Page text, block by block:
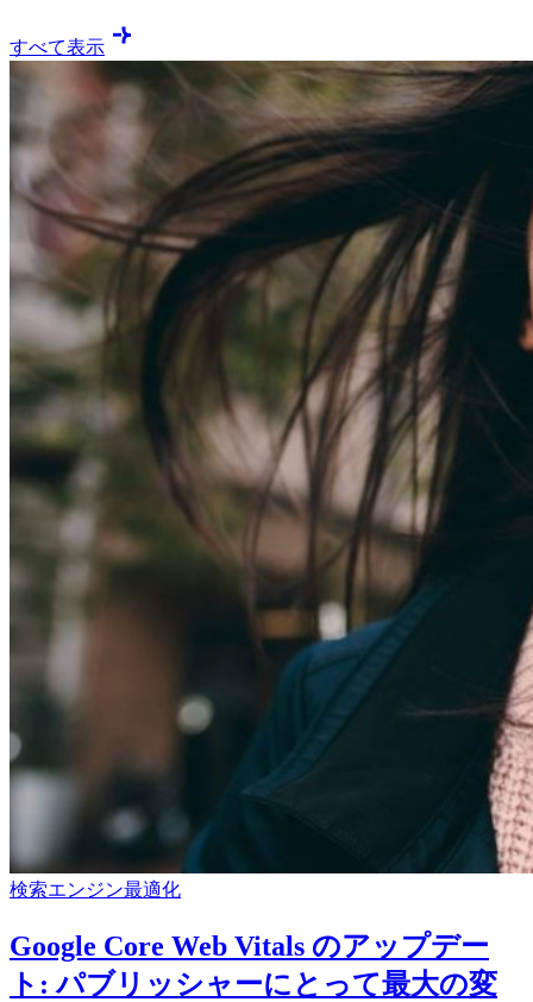
すべて表示
検索エンジン最適化
Google Core Web Vitals のアップデー
ト: パブリッシャーにとって最大の変